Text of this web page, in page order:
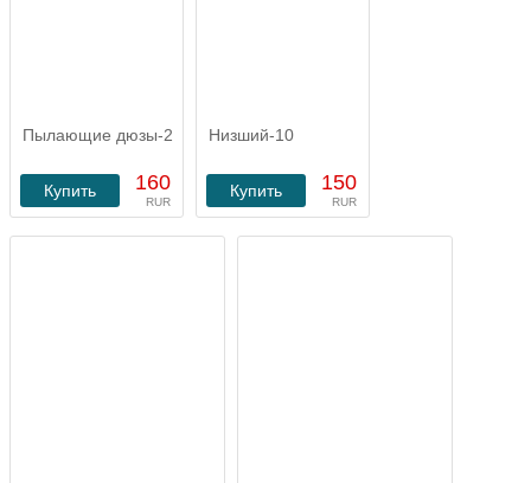
Пылающие дюзы-2
160
RUR
Купить
Низший-10
150
RUR
Купить